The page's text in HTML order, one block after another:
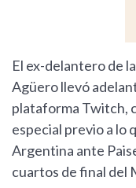
El ex-delantero de
Agüero llevó
plataforma Twitch,
especial previo a lo
Argentina ante
cuartos de final del